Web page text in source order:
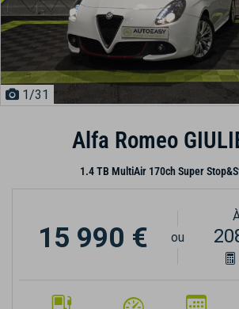
1/31
Alfa Romeo
1.4 TB MultiAir 170ch Super
15 990 € ou